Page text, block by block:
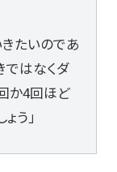
たいのであ
ではなくダ
か4回ほど
う」